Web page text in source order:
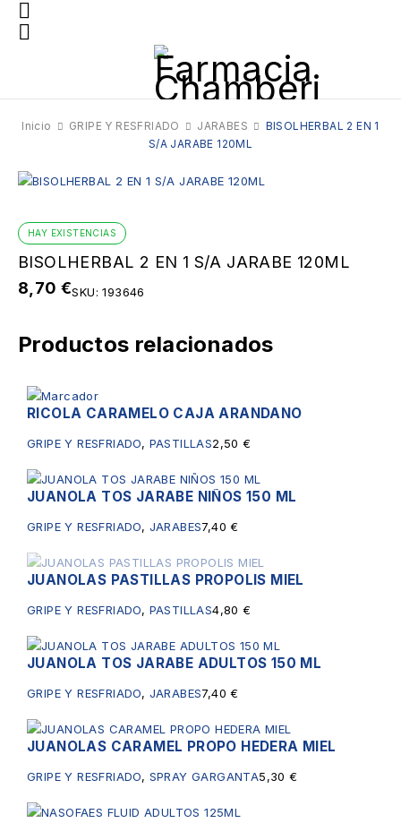
Inicio GRIPE Y RESFRIADO JARABES
BISOLHERBAL 2 EN 1
S/A JARABE 120ML
HAY EXISTENCIAS
BISOLHERBAL 2 EN 1 S/A JARABE 120ML
8,70 €SKU:193646
Productos relacionados
RICOLA CARAMELO CAJA ARANDANO
GRIPE Y RESFRIADO, PASTILLAS2,50€
JUANOLA TOS JARABE NIÑOS 150 ML
GRIPE Y RESFRIADO, JARABES7,40€
Sin existencias
JUANOLAS PASTILLAS PROPOLIS MIEL
GRIPE Y RESFRIADO, PASTILLAS4,80€
JUANOLA TOS JARABE ADULTOS 150 ML
GRIPE Y RESFRIADO, JARABES7,40€
JUANOLAS CARAMEL PROPO HEDERA MIEL
GRIPE Y RESFRIADO, SPRAY GARGANTA5,30€